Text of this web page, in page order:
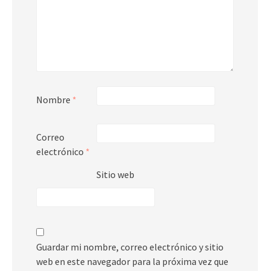
Nombre *
Correo
electrónico *
Sitio web
Guardar mi nombre, correo electrónico y sitio
web en este navegador para la próxima vez que